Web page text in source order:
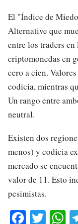
El "Índice de
Alternative que
entre los traders
criptomonedas en
cero a cien.
codicia, mientras
Un rango entre
neutral.
Existen dos
menos) y codicia
mercado se
valor de 11. Esto
pesimistas.
Fa T